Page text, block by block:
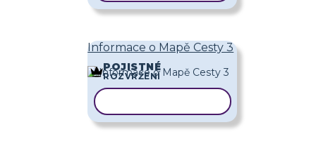
Informace o Mapě Cesty 3
POJISTNÉ
ROZVRŽENÍ